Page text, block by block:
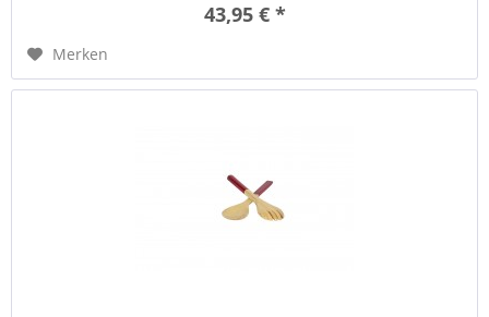
43,95 € *
Merken